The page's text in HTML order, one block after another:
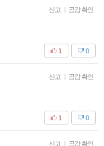
신고 공감 확인
0
1
신고 공감 확인
0
1
신고 공감 확인